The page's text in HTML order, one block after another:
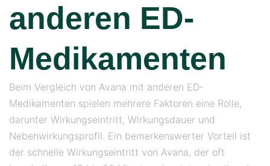
anderen ED-
Medikamenten
Beim Vergleich von Avana mit anderen ED-
Medikamenten spielen mehrere Faktoren eine Rolle,
darunter Wirkungseintritt, Wirkungsdauer und
Nebenwirkungsprofil. Ein bemerkenswerter Vorteil ist
der schnelle Wirkungseintritt von Avana, der oft